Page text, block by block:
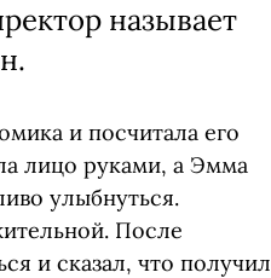
называет
и посчитала его
лицо руками, а Эмма
улыбнуться.
После
и сказал, что получил